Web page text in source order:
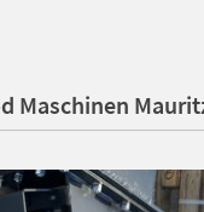
Maschinen